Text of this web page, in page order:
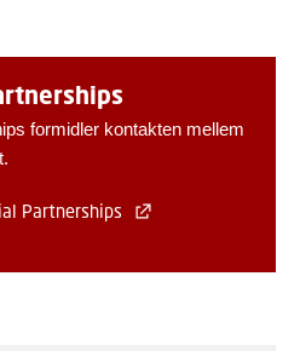
formidler kontakten mellem
Partnerships